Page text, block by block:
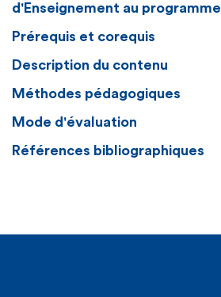
d'Enseignement au programme
Prérequis et corequis
Description du contenu
Méthodes pédagogiques
Mode d'évaluation
Références bibliographiques